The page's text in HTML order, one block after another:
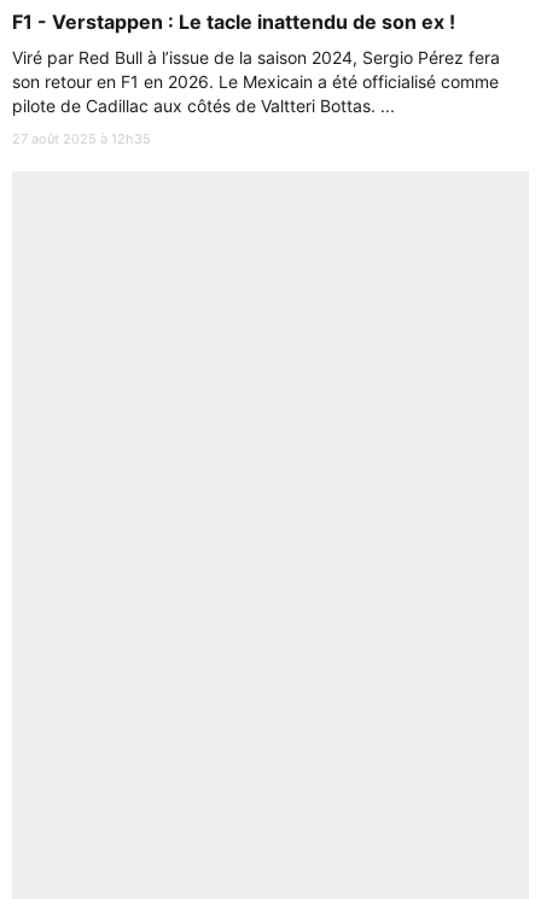
F1 - Verstappen : Le tacle inattendu de son ex !
Viré par Red Bull à l’issue de la saison 2024, Sergio Pérez fera
son retour en F1 en 2026. Le Mexicain a été officialisé comme
pilote de Cadillac aux côtés de Valtteri Bottas. ...
27 août 2025 à 12h35